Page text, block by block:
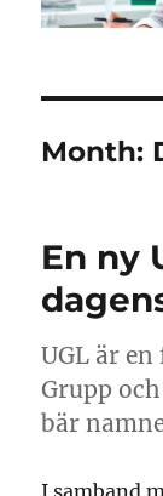
Month:
En ny
UGL är
Grupp
bär
I samband